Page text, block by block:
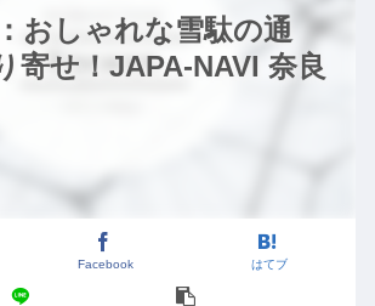
おしゃれな雪駄の通
寄せ！JAPA-NAVI 奈良
Facebook はてブ